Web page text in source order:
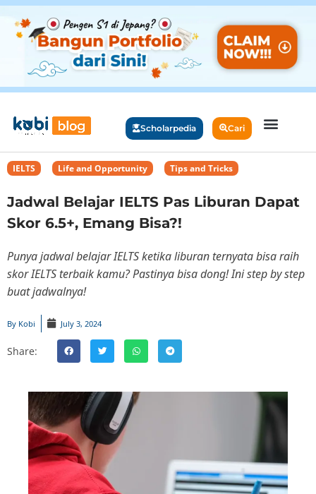
Scholarpedia Cari
IELTS Life and Opportunity Tips and Tricks
Jadwal Belajar IELTS Pas Liburan Dapat
Skor 6.5+, Emang Bisa?!
Punya jadwal belajar IELTS ketika liburan ternyata bisa raih
skor IELTS terbaik kamu? Pastinya bisa dong! Ini step by step
buat jadwalnya!
By Kobi July 3, 2024
Share: